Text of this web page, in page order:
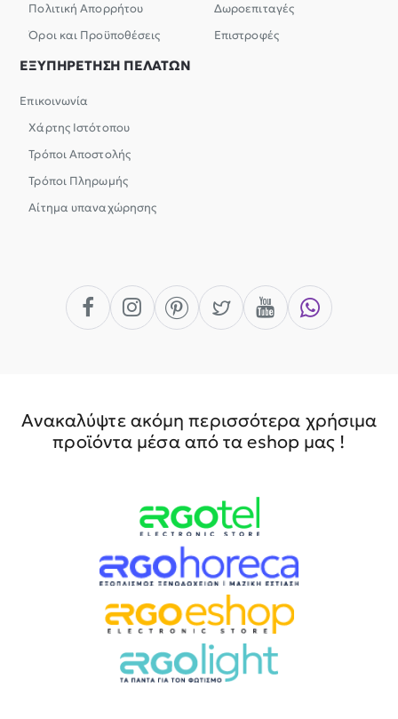
Πολιτική Απορρήτου
Όροι και Προϋποθέσεις
Δωροεπιταγές
Επιστροφές
ΕΞΥΠΗΡΕΤΗΣΗ ΠΕΛΑΤΩΝ
Επικοινωνία
Χάρτης Ιστότοπου
Τρόποι Αποστολής
Τρόποι Πληρωμής
Αίτημα υπαναχώρησης
Ανακαλύψτε ακόμη περισσότερα χρήσιμα
προϊόντα μέσα από τα eshop μας !